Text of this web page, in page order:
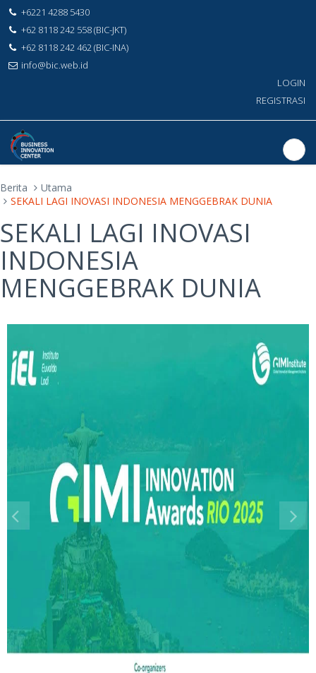
+6221 4288 5430
+62 8118 242 558 (BIC-JKT)
+62 8118 242 462 (BIC-INA)
info@bic.web.id
LOGIN
REGISTRASI
Berita
Utama
SEKALI LAGI INOVASI INDONESIA MENGGEBRAK DUNIA
SEKALI LAGI INOVASI
INDONESIA
MENGGEBRAK DUNIA